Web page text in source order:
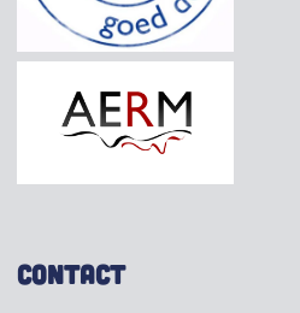
CONTACT